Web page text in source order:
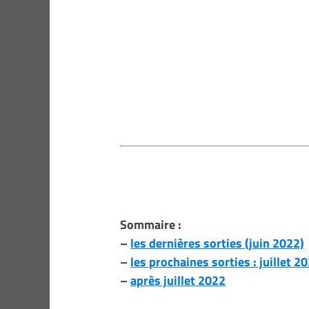
Sommaire :
– les dernières sorties (juin 2022)
– les prochaines sorties : juillet
–après juillet 2022